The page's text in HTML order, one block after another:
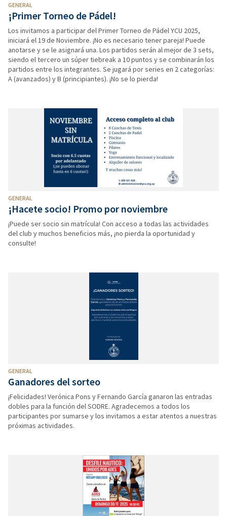
GENERAL
¡Primer Torneo de Pádel!
Los invitamos a participar del Primer Torneo de Pádel YCU 2025,
iniciará el 19 de Noviembre. ¡No es necesario tener pareja! Puede
anotarse y se le asignará una. Los partidos serán al mejor de 3 sets,
siendo el tercero un súper tiebreak a 10 puntos y se combinarán los
partidos entre los integrantes. Se jugará por series en 2 categorías:
A (avanzados) y B (principiantes). ¡No se lo pierda!
GENERAL
¡Hacete socio! Promo por noviembre
¡Puede ser socio sin matrícula! Con acceso a todas las actividades
del club y muchos beneficios más, ¡no pierda la oportunidad y
consulte!
GENERAL
Ganadores del sorteo
¡Felicidades! Verónica Pons y Fernando García ganaron las entradas
dobles para la función del SODRE. Agradecemos a todos los
participantes por sumarse y los invitamos a estar atentos a nuestras
próximas actividades.